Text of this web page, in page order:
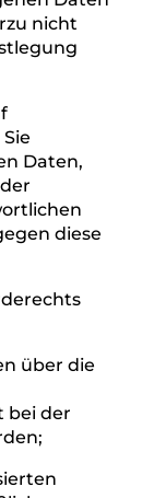
von
Sie
Daten
der
nicht